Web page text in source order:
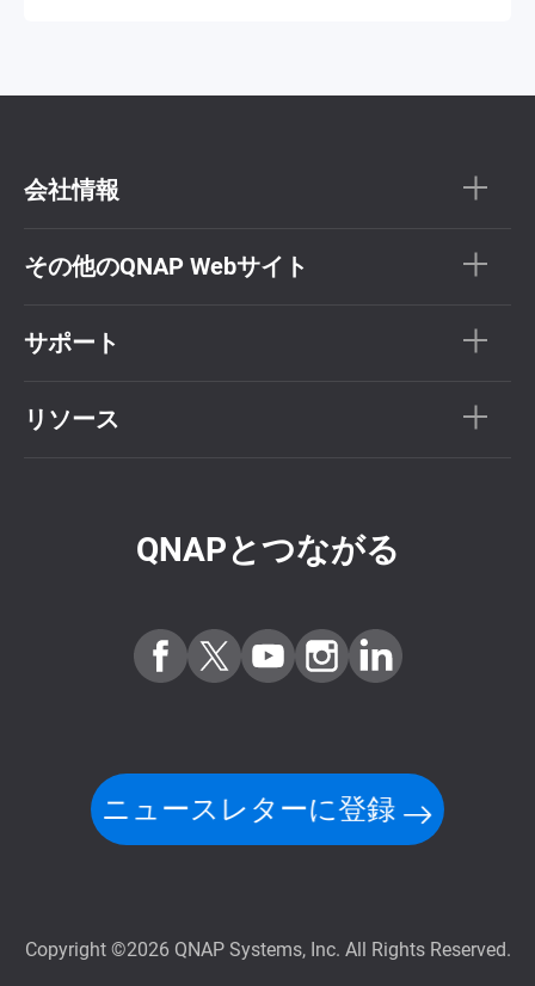
会社情報
その他のQNAP Webサイト
サポート
リソース
QNAPとつながる
ニュースレターに登録
Copyright ©2026 QNAP Systems, Inc. All Rights Reserved.